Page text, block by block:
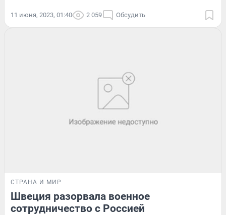
11 июня, 2023, 01:40 2 059 Обсудить
СТРАНА И МИР
Швеция разорвала военное
сотрудничество с Россией